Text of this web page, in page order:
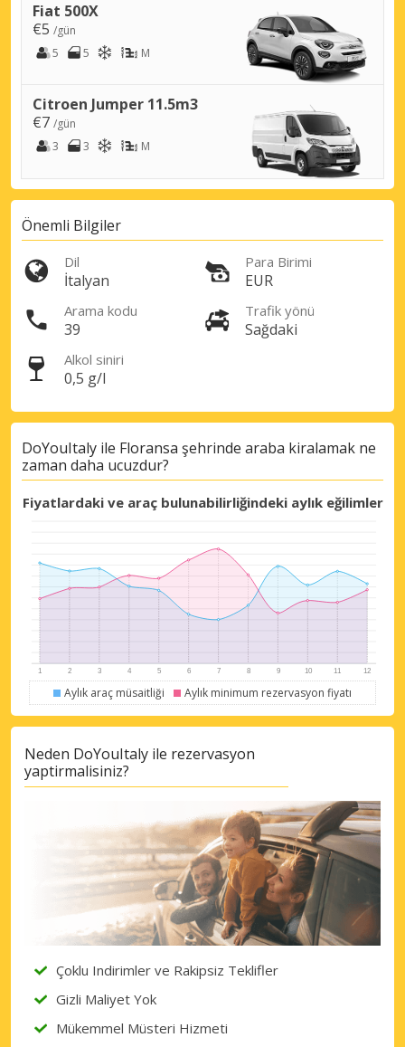
Fiat 500X
€5 /gün
5
5 M
Citroen Jumper 11.5m3
€7 /gün
3
3 M
Önemli Bilgiler
Dil
İtalyan
Para Birimi
EUR
Arama kodu
39
Trafik yönü
Sağdaki
Alkol siniri
0,5 g/l
DoYouItaly ile Floransa şehrinde araba kiralamak ne
zaman daha ucuzdur?
Fiyatlardaki ve araç bulunabilirliğindeki aylık eğilimler
Aylık araç müsaitliği Aylık minimum rezervasyon fiyatı
Neden DoYouItaly ile rezervasyon
yaptirmalisiniz?
Çoklu Indirimler ve Rakipsiz Teklifler
Gizli Maliyet Yok
Mükemmel Müsteri Hizmeti